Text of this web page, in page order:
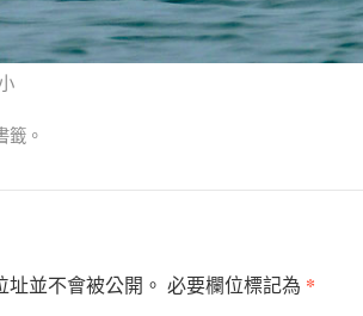
籤。
址並不會被公開。 必要欄位標記為 *